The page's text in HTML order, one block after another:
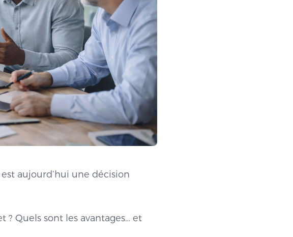
aujourd’hui une décision
Quels sont les avantages… et